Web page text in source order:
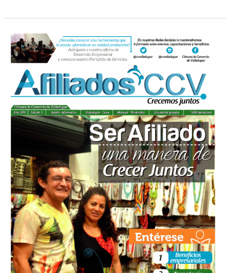
5ta
Edición